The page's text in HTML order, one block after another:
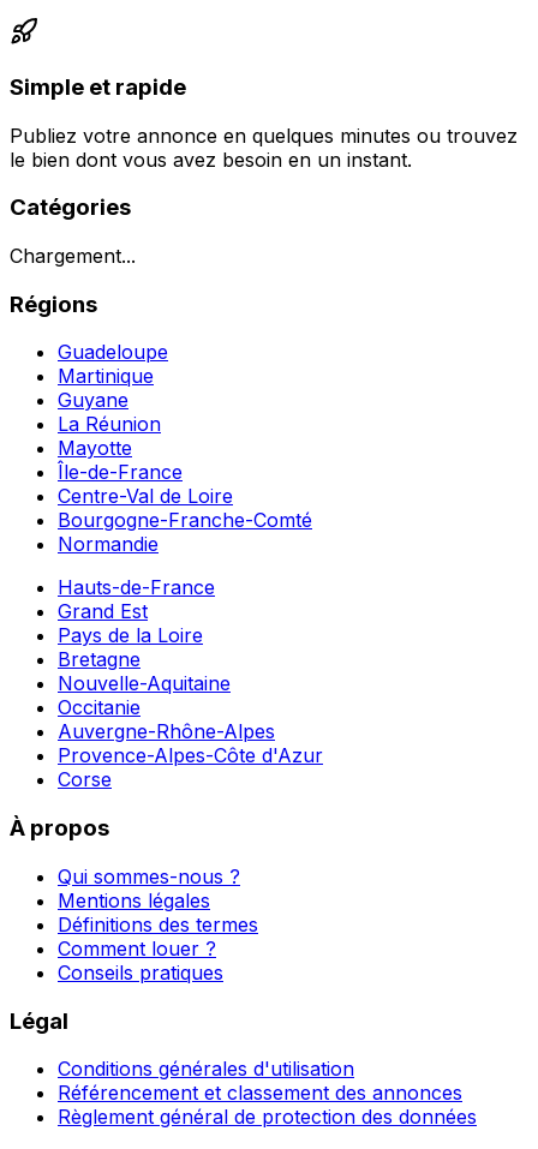
Simple et rapide
Publiez votre annonce en quelques minutes ou trouvez
le bien dont vous avez besoin en un instant.
Catégories
Chargement...
Régions
Guadeloupe
Martinique
Guyane
La Réunion
Mayotte
Île-de-France
Centre-Val de Loire
Bourgogne-Franche-Comté
Normandie
Hauts-de-France
Grand Est
Pays de la Loire
Bretagne
Nouvelle-Aquitaine
Occitanie
Auvergne-Rhône-Alpes
Provence-Alpes-Côte d'Azur
Corse
À propos
Qui sommes-nous ?
Mentions légales
Définitions des termes
Comment louer ?
Conseils pratiques
Légal
Conditions générales d'utilisation
Référencement et classement des annonces
Règlement général de protection des données